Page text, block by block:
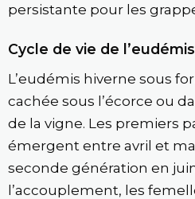
persistante pour les
Cycle de vie de
L’eudémis hiverne sous
cachée sous l’écorce ou
de la vigne. Les premiers
émergent entre avril et
seconde génération en
l’accouplement, les